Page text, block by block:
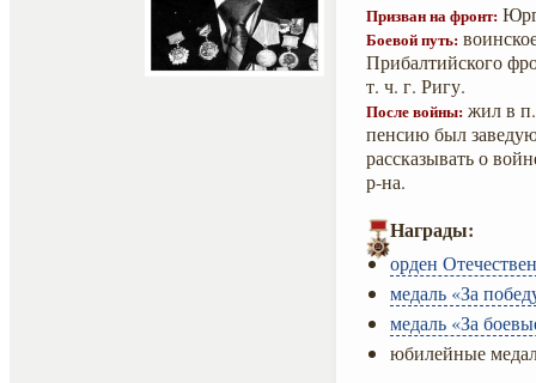
Призван на фронт:
Боевой путь:
Прибалтийского
т. ч. г. Ригу.
После войны: жил в
пенсию был
рассказывать о
р-на.
Награды:
орден
медаль «За
медаль «За
юбилейные